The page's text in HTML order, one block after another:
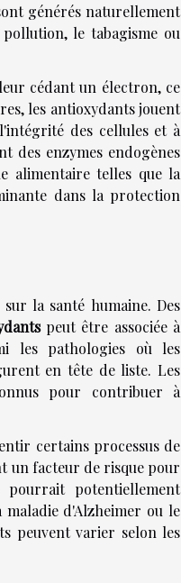
générés naturellement
le tabagisme ou
cédant un électron, ce
les antioxydants jouent
des cellules et à
des enzymes endogènes
alimentaire telles que la
dans la protection
la santé humaine. Des
peut être associée à
les pathologies où les
en tête de liste. Les
pour contribuer à
certains processus de
un facteur de risque pour
pourrait potentiellement
d'Alzheimer ou le
peuvent varier selon les